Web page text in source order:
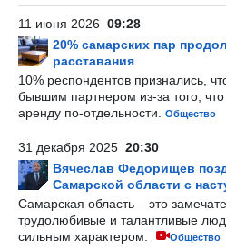
11 июня 2026 09:28
20% самарских пар
расставания
10% респондентов признались,
бывшим партнером из-за того,
аренду по-отдельности.
Общество
31 декабря 2025 20:30
Вячеслав Федорищев
Самарской области с
Самарская область – это
трудолюбивые и талантливые
сильным характером.
Общество